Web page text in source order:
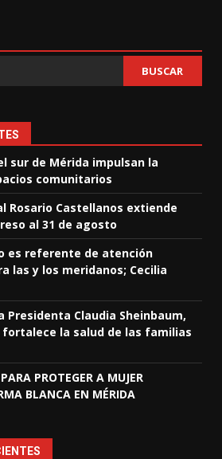
BUSCAR
sur de Mérida impulsan la
comunitarios
Rosario Castellanos extiende
al 31 de agosto
es referente de atención
las y los meridanos; Cecilia
Presidenta Claudia Sheinbaum,
fortalece la salud de las familias
PROTEGER A MUJER
BLANCA EN MÉRIDA